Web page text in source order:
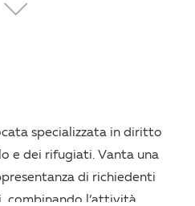
e basata sui diritti, in
una rigorosa analisi
umana.
specializzata in diritto
e dei rifugiati. Vanta una
di richiedenti
combinando l’attività